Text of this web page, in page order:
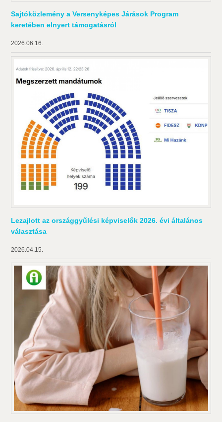
Sajtóközlemény a Versenyképes Járások Program
keretében elnyert támogatásról
2026.06.16.
Lezajlott az országgyűlési képviselők 2026. évi általános
választása
2026.04.15.